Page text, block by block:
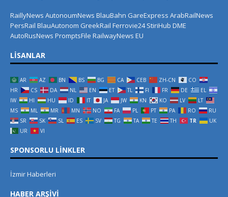
RaillyNews AutonoumNews BlauBahn GareExpress ArabRailNews
PersRail BlauAutonom GreekRail Ferrovie24 StiriHub DME
AutoRusNews PromptsFile RailwayNews EU
LISANLAR
AR AZ BN BS BG CA CEB ZH-CN
CO
HR
CS DA NL EN ET TL FI FR DE
EL
IW
HI HU ID IT JA JW KN KO LV
LT
MS
ML MR MN NO FA PL PT PA RO
RU
SR
SK SL ES SV TG TA TE TH TR
UK
UR
VI
SPONSORLU LINKLER
İzmir Haberleri
HABER ARŞIVI